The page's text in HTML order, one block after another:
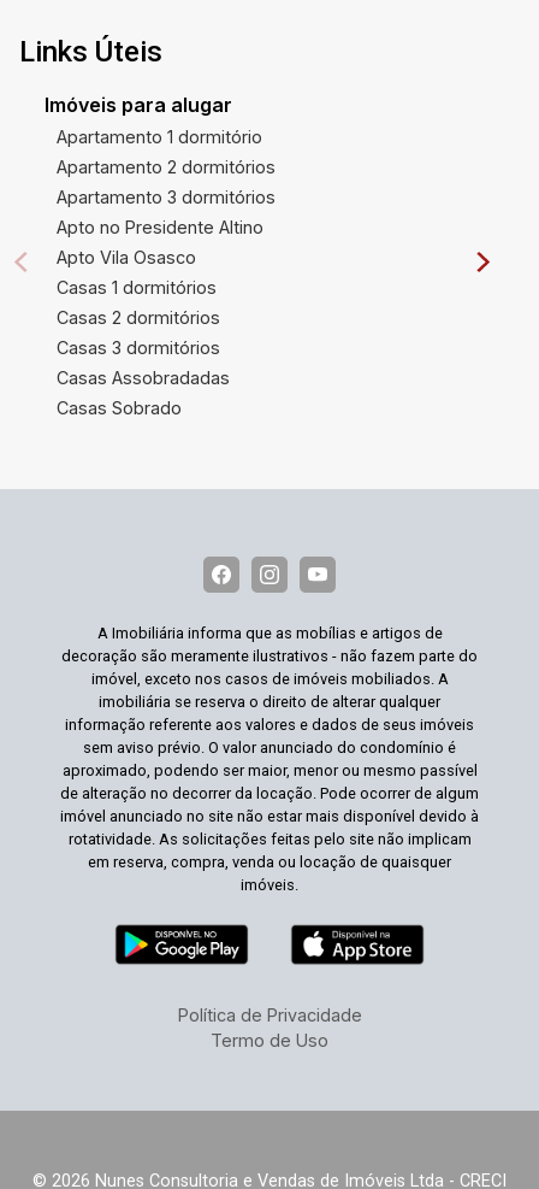
Links Úteis
Imóveis para alugar
Apartamento 1 dormitório
Apartamento 2 dormitórios
Apartamento 3 dormitórios
Apto no Presidente Altino
Apto Vila Osasco
Casas 1 dormitórios
Casas 2 dormitórios
Casas 3 dormitórios
Casas Assobradadas
Casas Sobrado
A Imobiliária informa que as mobílias e artigos de
decoração são meramente ilustrativos - não fazem parte do
imóvel, exceto nos casos de imóveis mobiliados. A
imobiliária se reserva o direito de alterar qualquer
informação referente aos valores e dados de seus imóveis
sem aviso prévio. O valor anunciado do condomínio é
aproximado, podendo ser maior, menor ou mesmo passível
de alteração no decorrer da locação. Pode ocorrer de algum
imóvel anunciado no site não estar mais disponível devido à
rotatividade. As solicitações feitas pelo site não implicam
em reserva, compra, venda ou locação de quaisquer
imóveis.
Política de Privacidade
Termo de Uso
© 2026 Nunes Consultoria e Vendas de Imóveis Ltda - CRECI